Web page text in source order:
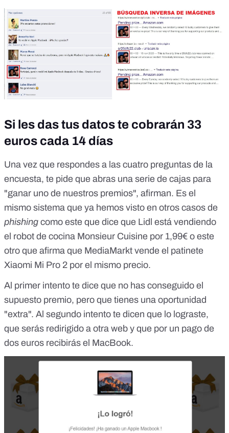
Si les das tus datos te cobrarán 33
euros cada 14 días
Una vez que respondes a las cuatro preguntas de la
encuesta, te pide que abras una serie de cajas para
"ganar uno de nuestros premios", afirman. Es el
mismo sistema que ya hemos visto en otros casos de
phishing como este que dice que Lidl está vendiendo
el robot de cocina Monsieur Cuisine por 1,99€ o este
otro que afirma que MediaMarkt vende el patinete
Xiaomi Mi Pro 2 por el mismo precio.
Al primer intento te dice que no has conseguido el
supuesto premio, pero que tienes una oportunidad
"extra". Al segundo intento te dicen que lo lograste,
que serás redirigido a otra web y que por un pago de
dos euros recibirás el MacBook.